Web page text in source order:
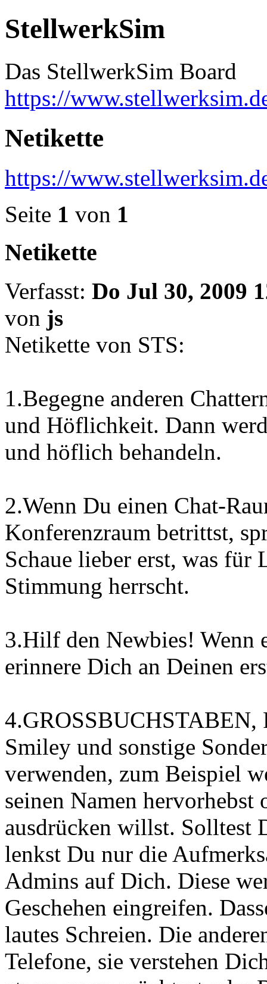
StellwerkSim
Das StellwerkSim Board
https://
Netikette
https://
Seite 1 von 1
Netikette
Verfasst: Do Jul 30, 2009
von js
Netikette von STS:
1.Begegne anderen
und Höflichkeit. Dann
und höflich behandeln.
2.Wenn Du einen Chat-
Konferenzraum betrittst,
Schaue lieber erst, was für
Stimmung herrscht.
3.Hilf den Newbies!
erinnere Dich an Deinen
4.GROSSBUCHSTABEN,
Smiley und sonstige
verwenden, zum Beispiel
seinen Namen
ausdrücken willst. Solltest
lenkst Du nur die
Admins auf Dich. Diese
Geschehen eingreifen.
lautes Schreien. Die
Telefone, sie verstehen